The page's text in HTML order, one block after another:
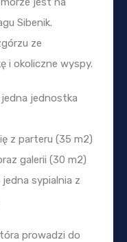
Sibenik.
ze
i okoliczne wyspy.
jednostka
z parteru (35 m2)
galerii (30 m2)
sypialnia z
prowadzi do